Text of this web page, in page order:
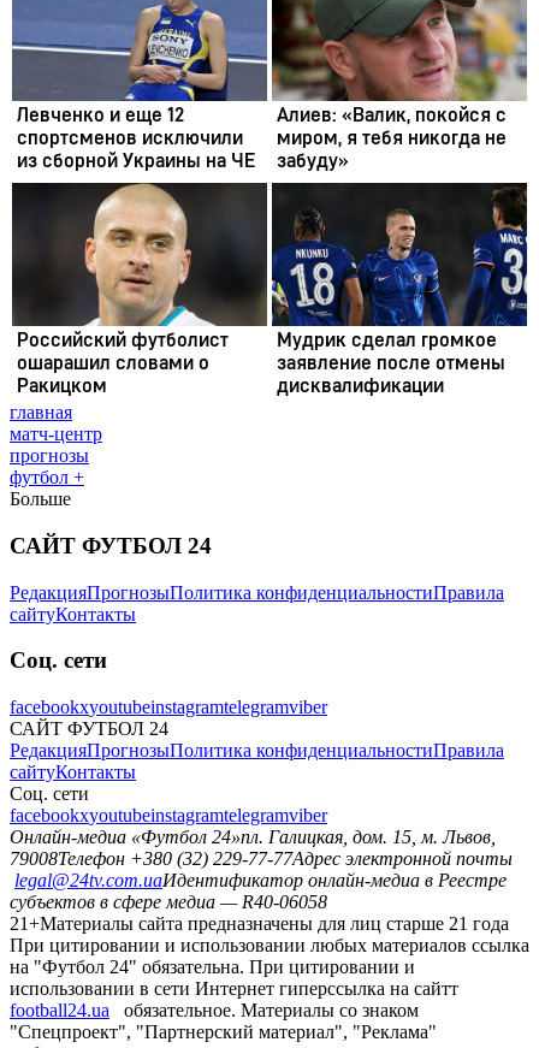
главная
матч-центр
прогнозы
футбол +
Больше
САЙТ ФУТБОЛ 24
РедакцияПрогнозыПолитика конфиденциальностиПравила
сайтуКонтакты
Соц. сети
facebookxyoutubeinstagramtelegramviber
САЙТ ФУТБОЛ 24
РедакцияПрогнозыПолитика конфиденциальностиПравила
сайтуКонтакты
Соц. сети
facebookxyoutubeinstagramtelegramviber
Онлайн-медиа «Футбол 24»пл. Галицкая, дом. 15, м. Львов,
79008Телефон +380 (32) 229-77-77Адрес электронной почты
legal@24tv.com.uaИдентификатор онлайн-медиа в Реестре
субъектов в сфере медиа — R40-06058
21+Материалы сайта предназначены для лиц старше 21 года
При цитировании и использовании любых материалов ссылка
на "Футбол 24" обязательна. При цитировании и
использовании в сети Интернет гиперссылка на сайтт
football24.ua
обязательное. Материалы со знаком
"Спецпроект", "Партнерский материал", "Реклама"